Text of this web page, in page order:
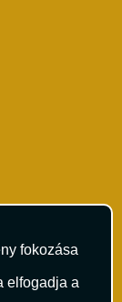
fokozása
elfogadja a